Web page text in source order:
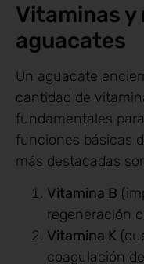
Vitaminas y
aguacates
Un aguacate
cantidad de
fundamentales
funciones básicas
más destacadas
Vitamina B
regeneración
Vitamina K
coagulación